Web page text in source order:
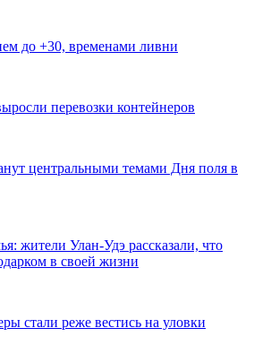
до +30, временами ливни
перевозки контейнеров
центральными темами Дня поля в
жители Улан-Удэ рассказали, что
в своей жизни
стали реже вестись на уловки